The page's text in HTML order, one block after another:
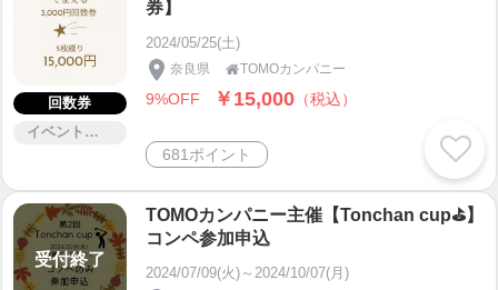
回数券
イベント・セミナー・交流会
券】
2024/05/25(土)
奈良県 TOMOカンパニー
9%OFF ￥15,000 （税込）
681ポイント
受付終了
TOMOカンパニー主催【Tonchan cup⛳️】
コンペ参加申込
2024/07/09(火)～2024/10/07(月)